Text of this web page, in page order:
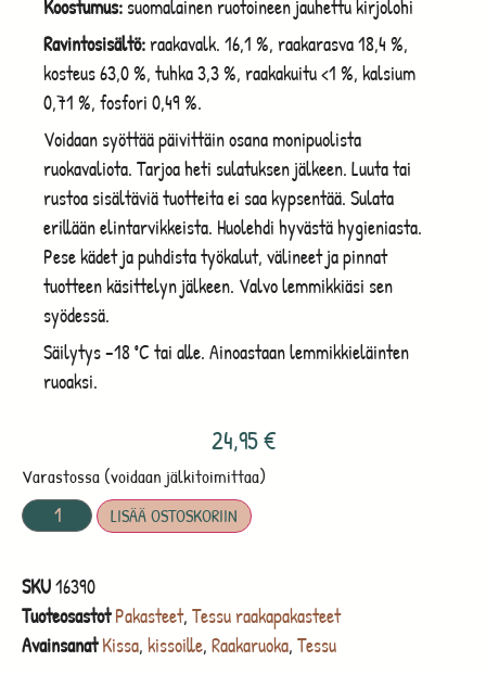
Koostumus: suomalainen ruotoineen jauhettu kirjolohi
Ravintosisältö: raakavalk. 16,1 %, raakarasva 18,4 %,
kosteus 63,0 %, tuhka 3,3 %, raakakuitu <1 %, kalsium
0,71 %, fosfori 0,49 %.
Voidaan syöttää päivittäin osana monipuolista
ruokavaliota. Tarjoa heti sulatuksen jälkeen. Luuta tai
rustoa sisältäviä tuotteita ei saa kypsentää. Sulata
erillään elintarvikkeista. Huolehdi hyvästä hygieniasta.
Pese kädet ja puhdista työkalut, välineet ja pinnat
tuotteen käsittelyn jälkeen. Valvo lemmikkiäsi sen
syödessä.
Säilytys –18 ˚C tai alle. Ainoastaan lemmikkieläinten
ruoaksi.
24,95€
Varastossa (voidaan jälkitoimittaa)
LISÄÄ OSTOSKORIIN
SKU16390
Tuoteosastot Pakasteet, Tessu raakapakasteet
Avainsanat Kissa, kissoille, Raakaruoka, Tessu